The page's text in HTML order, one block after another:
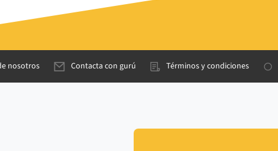
nosotros Contacta con gurú Términos y condiciones